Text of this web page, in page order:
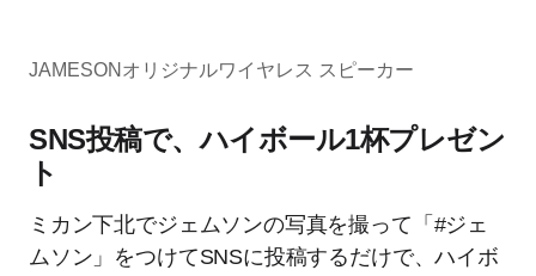
JAMESONオリジナルワイヤレス スピーカー
SNS投稿で、ハイボール1杯プレゼン
ト
ミカン下北でジェムソンの写真を撮って「#ジェ
ムソン」をつけてSNSに投稿するだけで、ハイボ